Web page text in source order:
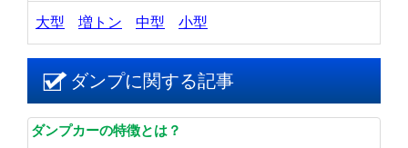
大型 増トン 中型 小型
ダンプに関する記事
ダンプカーの特徴とは？